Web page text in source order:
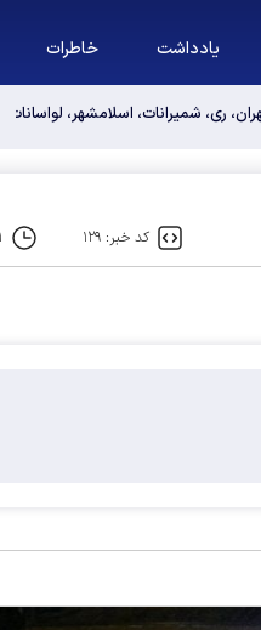
یادداشت خاطرات
ری، شمیرانات، اسلامشهر،
کد خبر: ۱۲۹